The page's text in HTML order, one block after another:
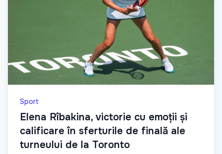
Sport
Elena Rîbakina, victorie cu emoții și
calificare în sferturile de finală ale
turneului de la Toronto